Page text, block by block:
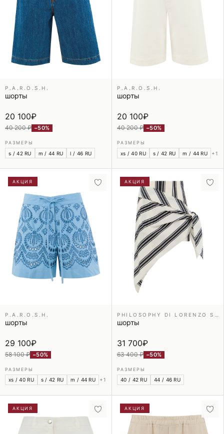
P.A.R.O.S.H.
шорты
20 100₽
40 200 ₽ −50%
РАЗМЕРЫ
s / 42 RU m / 44 RU l / 46 RU
P.A.R.O.S.H.
шорты
20 100₽
40 200 ₽ −50%
РАЗМЕРЫ
xs / 40 RU s / 42 RU m / 44 RU +1
АКЦИЯ
P.A.R.O.S.H.
шорты
29 100₽
58 100 ₽ −50%
РАЗМЕРЫ
xs / 40 RU s / 42 RU m / 44 RU +1
АКЦИЯ
шорты
31 700₽
63 400 ₽ −50%
РАЗМЕРЫ
40 / 42 RU 44 / 46 RU
АКЦИЯ АКЦИЯ